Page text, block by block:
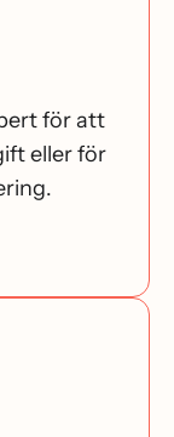
för att
eller för